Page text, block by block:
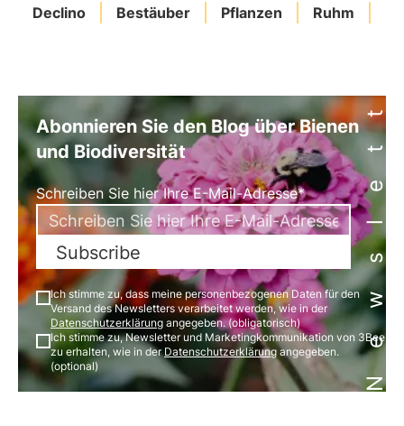
Declino Bestäuber Pflanzen Ruhm Newsletter
Abonnieren Sie den Blog über Bienen
und Biodiversität
Schreiben Sie hier Ihre E-Mail-Adresse*
Subscribe
Ich stimme zu, dass meine personenbezogenen Daten für den
Versand des Newsletters verarbeitet werden, wie in der
Datenschutzerklärung angegeben. (obligatorisch)
Ich stimme zu, Newsletter und Marketingkommunikation von 3Bee
zu erhalten, wie in derDatenschutzerklärungangegeben.
(optional)